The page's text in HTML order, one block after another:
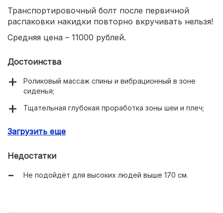
Транспортировочный болт после первичной
распаковки накидки повторно вкручивать нельзя!
Средняя цена – 11000 рублей.
Достоинства
Роликовый массаж спины и вибрационный в зоне
сиденья;
Тщательная глубокая проработка зоны шеи и плеч;
режимах;
спина);
Регулировка высоты расположения спинки;
Загрузить еще
Недостатки
Не подойдёт для высоких людей выше 170 см.